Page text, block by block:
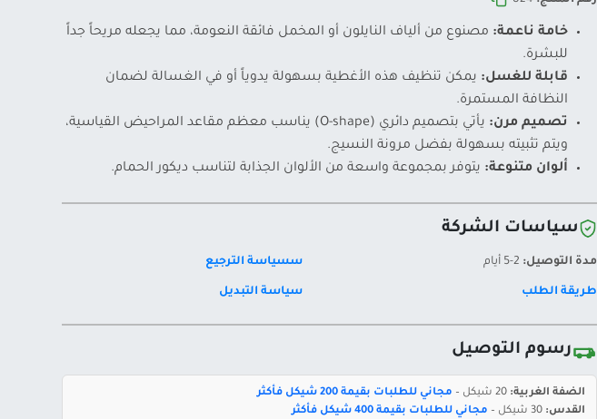
خامة ناعمة: مصنوع من ألياف النايلون أو المخمل فائقة النعومة، مما يجعله مريحاً جداً
للبشرة.
قابلة للغسل: يمكن تنظيف هذه الأغطية بسهولة يدوياً أو في الغسالة لضمان
النظافة المستمرة.
تصميم مرن:
يأتي بتصميم دائري (O-shape) يناسب معظم مقاعد المراحيض القياسية،
ويتم تثبيته بسهولة بفضل مرونة النسيج.
ألوان متنوعة: يتوفر بمجموعة واسعة من الألوان الجذابة لتناسب ديكور الحمام.
سياسات الشركة
مدة التوصيل: سسياسة الترجيع
طريقة الطلب سياسة التبديل
رسوم التوصيل
الضفة الغربية:
مجاني للطلبات بقيمة 200 شيكل فأكثر
القدس:
مجاني للطلبات بقيمة 400 شيكل فأكثر